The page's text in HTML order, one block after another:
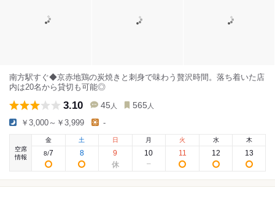
南方駅すぐ◆京赤地鶏の炭焼きと刺身で味わう贅沢時間。落ち着いた店
内は20名から貸切も可能◎
3.10 45 人 565 人
￥3,000～￥3,999 -
空席
情報
金
8/7
土
8
日
9
月
10
火
11
水
12
木
13